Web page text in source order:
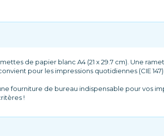
de papier blanc A4 (21 x 29.7 cm). Une
pour les impressions quotidiennes (CIE
fourniture de bureau indispensable pour vos
!